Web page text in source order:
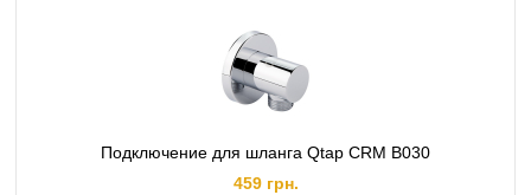
Подключение для шланга Qtap CRM B030
459 грн.